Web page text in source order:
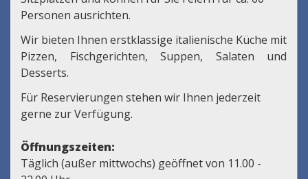
Personen ausrichten.
Wir bieten Ihnen erstklassige italienische Küche mit
Pizzen, Fischgerichten, Suppen, Salaten und
Desserts.
Für Reservierungen stehen wir Ihnen jederzeit
gerne zur Verfügung.
Öffnungszeiten:
Täglich (außer mittwochs) geöffnet von 11.00 -